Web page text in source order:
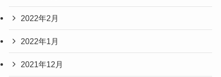
2022年2月
2022年1月
2021年12月